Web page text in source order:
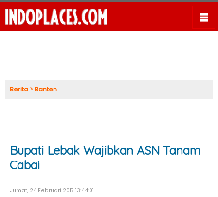
Berita >Banten
Bupati Lebak Wajibkan ASN Tanam
Cabai
Jumat, 24 Februari 2017 13:44:01